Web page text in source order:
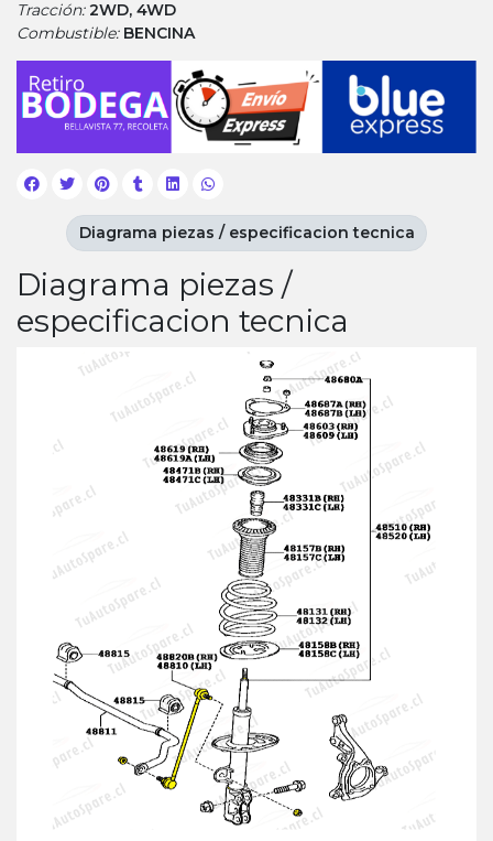
Tracción:2WD, 4WD
Combustible: BENCINA
Diagrama piezas /
especificacion tecnica
Diagrama piezas / especificacion tecnica